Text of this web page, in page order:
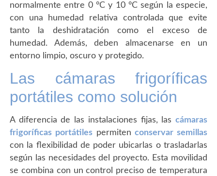
normalmente entre 0 °C y 10 °C según la especie,
con una humedad relativa controlada que evite
tanto la deshidratación como el exceso de
humedad. Además, deben almacenarse en un
entorno limpio, oscuro y protegido.
Las cámaras frigoríficas
portátiles como solución
A diferencia de las instalaciones fijas, las cámaras
frigoríficas portátilespermitenconservar semillas
con la flexibilidad de poder ubicarlas o trasladarlas
según las necesidades del proyecto. Esta movilidad
se combina con un control preciso de temperatura